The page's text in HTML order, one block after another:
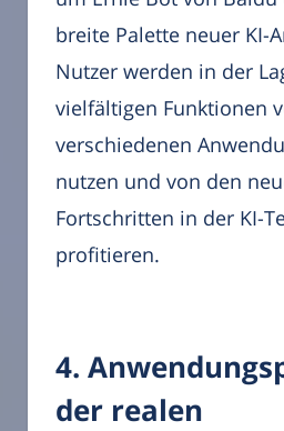
breite Palette neuer KI-
Nutzer werden in der
vielfältigen Funktionen
verschiedenen
nutzen und von den
Fortschritten in der KI-
profitieren.
4.
der realen